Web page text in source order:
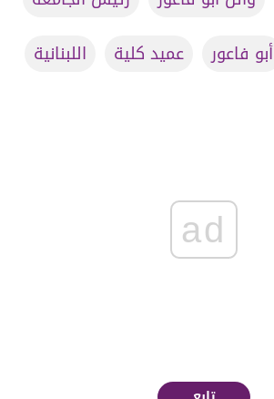
أبو فاعور عميد كلية اللبنانية
ad